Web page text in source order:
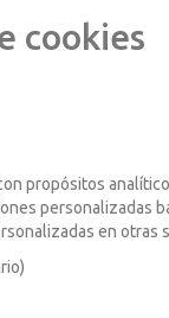
cookies
propósitos
personalizadas
en otras